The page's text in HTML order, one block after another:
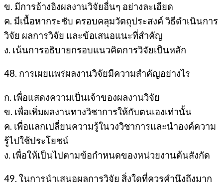
ข. มีการอ้างอิงผลงานวิจัยอื่นๆ อย่างละเอียด
ค. มีเนื้อหากระชับ ครอบคลุมวัตถุประสงค์ วิธีดำเนินการ
วิจัย ผลการวิจัย และข้อเสนอแนะที่สำคัญ
ง. เน้นการอธิบายกรอบแนวคิดการวิจัยเป็นหลัก
48. การเผยแพร่ผลงานวิจัยมีความสำคัญอย่างไร
ก. เพื่อแสดงความเป็นเจ้าของผลงานวิจัย
ข. เพื่อเพิ่มผลงานทางวิชาการให้กับตนเองเท่านั้น
ค. เพื่อแลกเปลี่ยนความรู้ในวงวิชาการและนำองค์ความ
รู้ไปใช้ประโยชน์
ง. เพื่อให้เป็นไปตามข้อกำหนดของหน่วยงานต้นสังกัด
49. ในการนำเสนอผลการวิจัย สิ่งใดที่ควรคำนึงถึงมาก